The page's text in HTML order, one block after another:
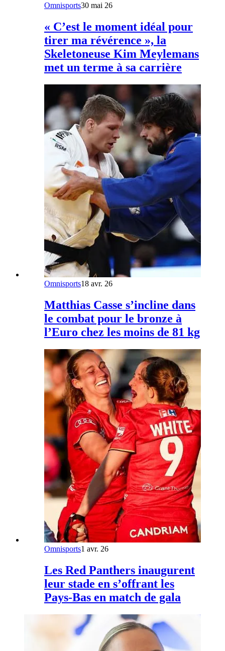
Omnisports30 mai 26
« C’est le moment idéal pour
tirer ma révérence », la
Skeletoneuse Kim Meylemans
met un terme à sa carrière
Omnisports18 avr. 26
Matthias Casse s’incline dans
le combat pour le bronze à
l’Euro chez les moins de 81 kg
Omnisports1 avr. 26
Les Red Panthers inaugurent
leur stade en s’offrant les
Pays-Bas en match de gala